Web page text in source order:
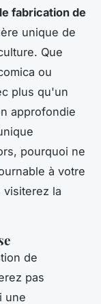
fabrication de
unique de
Que
ou
plus qu'un
approfondie
pourquoi ne
à votre
visiterez la
de
pas
une